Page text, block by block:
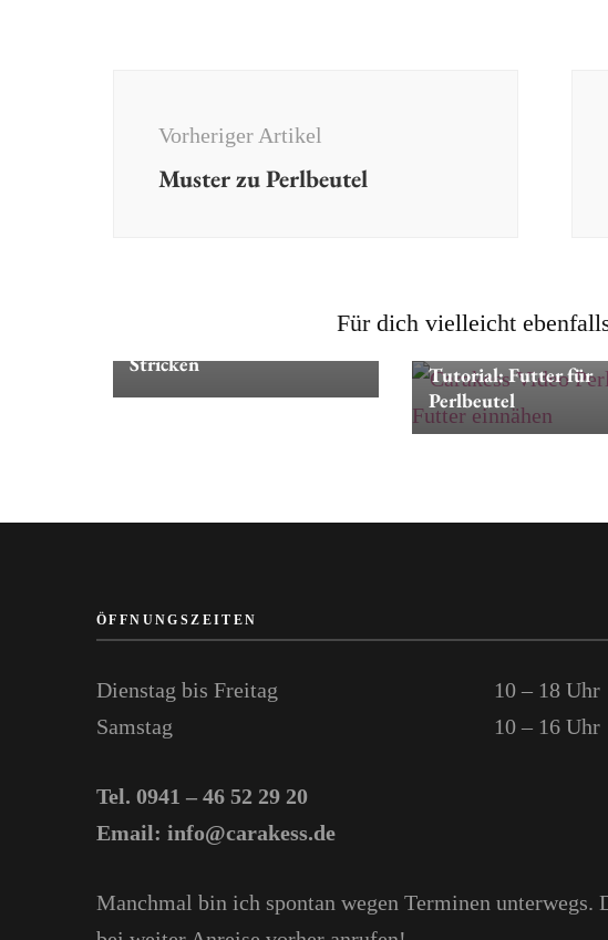
Vorheriger Artikel
Muster zu Perlbeutel
Für dich vielleicht
Schnupperkurs: Perlbeutel-
Stricken
Tutorial: Futter für
Perlbeutel
ÖFFNUNGSZEITEN
Dienstag bis Freitag
10 – 18 Uhr
Samstag
10 – 16 Uhr
Tel. 0941 – 46 52 29 20
Email: info@carakess.de
Manchmal bin ich spontan wegen Terminen unterwegs.